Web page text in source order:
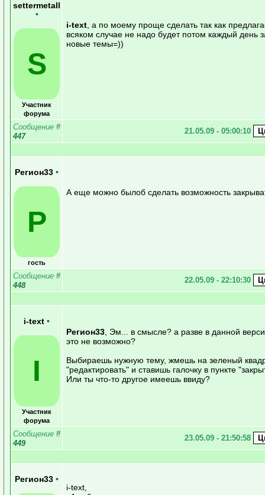
settermetall
•
S
Участник
форума
i-text , a по моему проще сделать так как
всяком случае не надо будет потом каждый день
новые темы=))
Сообщение #
447
21.05.09 - 05:00:10
Регион33 •
Р
гость
А еще можно былоб сделать возможность
Сообщение #
448
22.05.09 - 22:10:30
i-text •
I
Участник
форума
Регион33 , Эм... в смысле? а разве в данной
это не возможно?
Выбираешь нужную тему, жмешь на зеленый
"редактировать" и ставишь галочку в пункте
Или ты что-то другое имеешь ввиду?
Сообщение #
449
23.05.09 - 21:50:58
Регион33 •
i-text,